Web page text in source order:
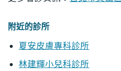
附近的診所
夏安皮膚專科診所
林建輝小兒科診所